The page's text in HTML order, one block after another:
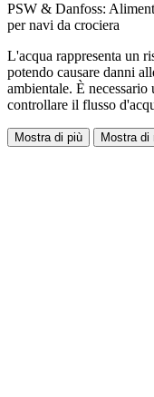
PSW & Danfoss:
per navi da crociera
L'acqua rappresenta un
potendo causare danni
ambientale. È
controllare il flusso
Mostra di più Mostra di